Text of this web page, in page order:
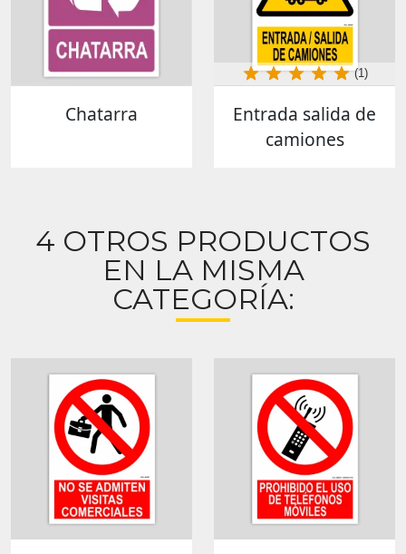
Chatarra
Entrada salida de
camiones
(1)
4 OTROS PRODUCTOS
EN LA MISMA
CATEGORÍA: